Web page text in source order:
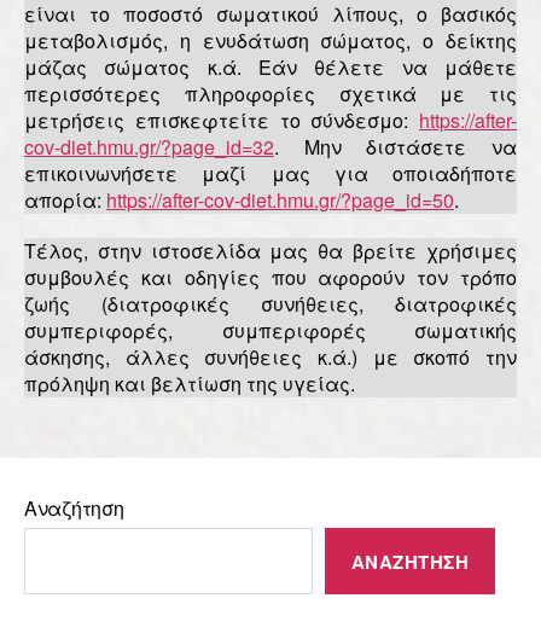
είναι το ποσοστό σωματικού λίπους, ο βασικός
μεταβολισμός, η ενυδάτωση σώματος, ο δείκτης
μάζας σώματος κ.ά. Εάν θέλετε να μάθετε
περισσότερες πληροφορίες σχετικά με τις
μετρήσεις επισκεφτείτε το σύνδεσμο: https://after-
cov-diet.hmu.gr/?page_id=32. Μην διστάσετε να
επικοινωνήσετε μαζί μας για οποιαδήποτε
απορία: https://after-cov-diet.hmu.gr/?page_id=50.
Τέλος, στην ιστοσελίδα μας θα βρείτε χρήσιμες
συμβουλές και οδηγίες που αφορούν τον τρόπο
ζωής (διατροφικές συνήθειες, διατροφικές
συμπεριφορές, συμπεριφορές σωματικής
άσκησης, άλλες συνήθειες κ.ά.) με σκοπό την
πρόληψη και βελτίωση της υγείας.
Αναζήτηση
ΑΝΑΖΉΤΗΣΗ